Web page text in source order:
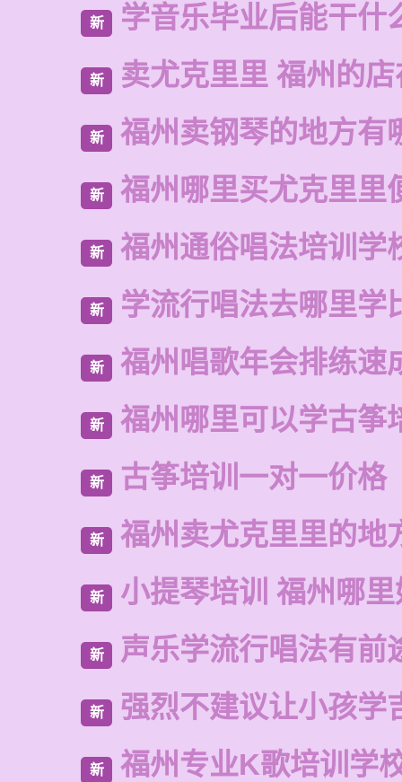
新 学音乐毕业后能干什
新 卖尤克里里 福州的
新 福州卖钢琴的地方有
新 福州哪里买尤克里里
新 福州通俗唱法培训学
新 学流行唱法去哪里学
新 福州唱歌年会排练速
新 福州哪里可以学古筝
新 古筝培训一对一价格
新 福州卖尤克里里的地
新 小提琴培训 福州哪
新 声乐学流行唱法有前
新 强烈不建议让小孩学
新 福州专业K歌培训学